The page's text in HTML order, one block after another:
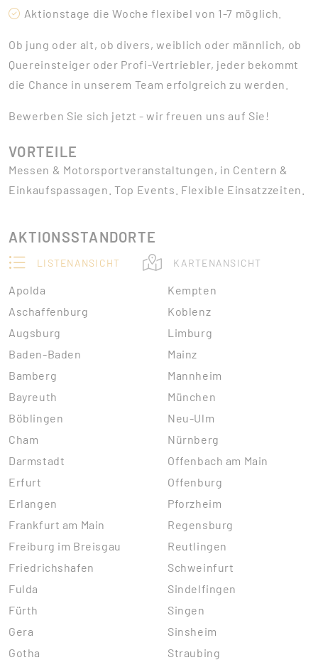
Aktionstage die Woche flexibel von 1-7 möglich.
Ob jung oder alt, ob divers, weiblich oder männlich, ob
Quereinsteiger oder Profi-Vertriebler, jeder bekommt
die Chance in unserem Team erfolgreich zu werden.
Bewerben Sie sich jetzt - wir freuen uns auf Sie!
VORTEILE
Messen & Motorsportveranstaltungen, in Centern &
Einkaufspassagen. Top Events. Flexible Einsatzzeiten.
AKTIONSSTANDORTE
LISTENANSICHT KARTENANSICHT
Apolda
Aschaffenburg
Augsburg
Baden-Baden
Bamberg
Bayreuth
Böblingen
Cham
Darmstadt
Erfurt
Erlangen
Frankfurt am Main
Freiburg im Breisgau
Friedrichshafen
Fulda
Fürth
Gera
Gotha
Kempten
Koblenz
Limburg
Mainz
Mannheim
München
Neu-Ulm
Nürnberg
Offenbach am Main
Offenburg
Pforzheim
Regensburg
Reutlingen
Schweinfurt
Sindelfingen
Singen
Sinsheim
Straubing